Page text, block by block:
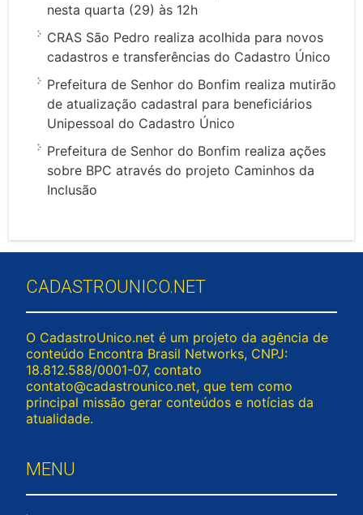
nesta quarta (29) às 12h
CRAS São Pedro realiza acolhida para novos
cadastros e transferências do Cadastro Único
Prefeitura de Senhor do Bonfim realiza mutirão
de atualização cadastral para beneficiários
Unipessoal do Cadastro Único
Prefeitura de Senhor do Bonfim realiza ações
sobre BPC através do projeto Caminhos da
Inclusão
CADASTROUNICO.NET
O CadastroUnico.net é um projeto da agência de
conteúdo Encontra Brasil Networks, CNPJ:
18.812.588/0001-07, contato
contato@cadastrounico.net, que tem como
principal missão gerar conteúdos e notícias da
atualidade.
MENU